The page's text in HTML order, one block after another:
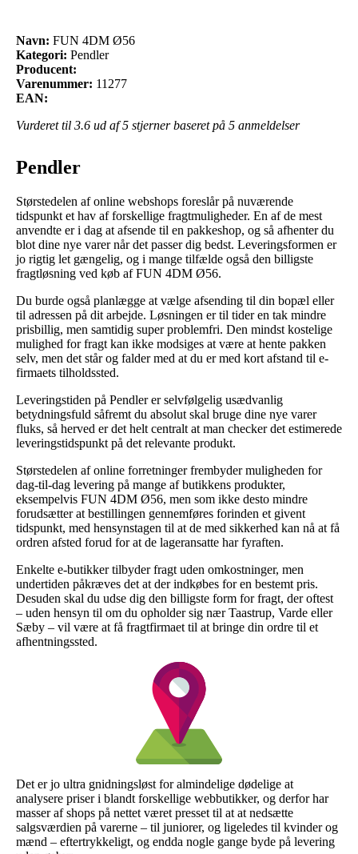
Navn: FUN 4DM Ø56
Kategori: Pendler
Producent:
Varenummer: 11277
EAN:
Vurderet til 3.6 ud af 5 stjerner baseret på 5 anmeldelser
Pendler
Størstedelen af online webshops foreslår på nuværende
tidspunkt et hav af forskellige fragtmuligheder. En af de mest
anvendte er i dag at afsende til en pakkeshop, og så afhenter du
blot dine nye varer når det passer dig bedst. Leveringsformen er
jo rigtig let gængelig, og i mange tilfælde også den billigste
fragtløsning ved køb af FUN 4DM Ø56.
Du burde også planlægge at vælge afsending til din bopæl eller
til adressen på dit arbejde. Løsningen er til tider en tak mindre
prisbillig, men samtidig super problemfri. Den mindst kostelige
mulighed for fragt kan ikke modsiges at være at hente pakken
selv, men det står og falder med at du er med kort afstand til e-
firmaets tilholdssted.
Leveringstiden på Pendler er selvfølgelig usædvanlig
betydningsfuld såfremt du absolut skal bruge dine nye varer
fluks, så herved er det helt centralt at man checker det estimerede
leveringstidspunkt på det relevante produkt.
Størstedelen af online forretninger frembyder muligheden for
dag-til-dag levering på mange af butikkens produkter,
eksempelvis FUN 4DM Ø56, men som ikke desto mindre
forudsætter at bestillingen gennemføres forinden et givent
tidspunkt, med hensynstagen til at de med sikkerhed kan nå at få
ordren afsted forud for at de lageransatte har fyraften.
Enkelte e-butikker tilbyder fragt uden omkostninger, men
undertiden påkræves det at der indkøbes for en bestemt pris.
Desuden skal du udse dig den billigste form for fragt, der oftest
– uden hensyn til om du opholder sig nær Taastrup, Varde eller
Sæby – vil være at få fragtfirmaet til at bringe din ordre til et
afhentningssted.
Det er jo ultra gnidningsløst for almindelige dødelige at
analysere priser i blandt forskellige webbutikker, og derfor har
masser af shops på nettet været presset til at at nedsætte
salgsværdien på varerne – til juniorer, og ligeledes til kvinder og
mænd – eftertrykkeligt, og endda nogle gange byde på levering